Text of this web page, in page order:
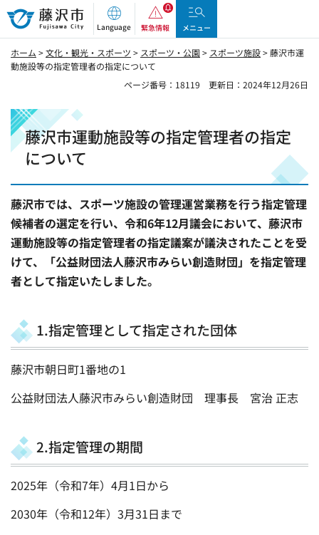
藤沢市
Language 緊急情報 メニュー
ホーム >文化・観光・スポーツ > スポーツ・公園 > スポーツ施設> 藤沢市運
動施設等の指定管理者の指定について
ページ番号：18119
更新日：2024年12月26日
藤沢市運動施設等の指定管理者の指定
について
藤沢市では、スポーツ施設の管理運営業務を行う指定管理
候補者の選定を行い、令和6年12月議会において、藤沢市
運動施設等の指定管理者の指定議案が議決されたことを受
けて、「公益財団法人藤沢市みらい創造財団」を指定管理
者として指定いたしました。
1.指定管理として指定された団体
藤沢市朝日町1番地の1
公益財団法人藤沢市みらい創造財団 理事長 宮治 正志
2.指定管理の期間
2025年（令和7年）4月1日から
2030年（令和12年）3月31日まで